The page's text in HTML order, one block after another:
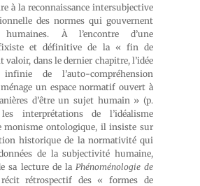
à la reconnaissance intersubjective
des normes qui gouvernent
À l’encontre d’une
fixiste et définitive de la « fin de
valoir, dans le dernier chapitre, l’idée
de l’auto-compréhension
un espace normatif ouvert à
d’être un sujet humain » (p.
interprétations de l’idéalisme
monisme ontologique, il insiste sur
historique de la normativité qui
de la subjectivité humaine,
sa lecture de la Phénoménologie de
rétrospectif des « formes de